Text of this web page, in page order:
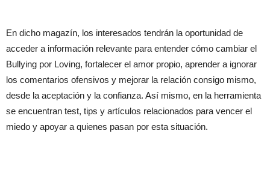
En dicho magazín, los interesados tendrán la oportunidad de
acceder a información relevante para entender cómo cambiar el
Bullying por Loving, fortalecer el amor propio, aprender a ignorar
los comentarios ofensivos y mejorar la relación consigo mismo,
desde la aceptación y la confianza. Así mismo, en la herramienta
se encuentran test, tips y artículos relacionados para vencer el
miedo y apoyar a quienes pasan por esta situación.